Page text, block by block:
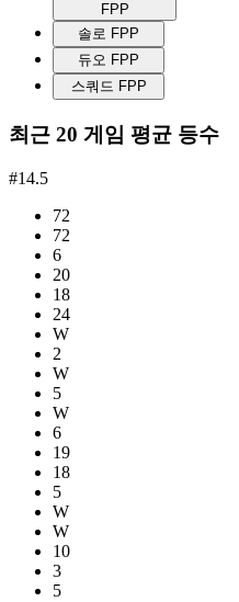
FPP
솔로 FPP
듀오 FPP
스쿼드 FPP
최근 20 게임 평균 등수
#14.5
72
72
6
20
18
24
W
2
W
5
W
6
19
18
5
W
W
10
3
5